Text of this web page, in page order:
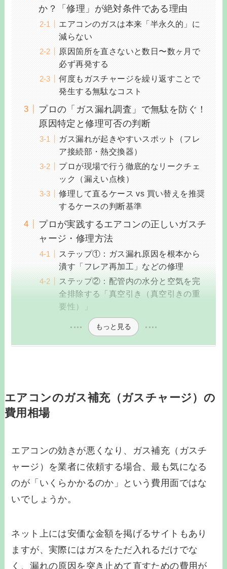
か？「修理」が絶対条件である理由
エアコンのガスは本来「半永久的」に
減らない
原因箇所を直さないと数日〜数ヶ月で
必ず再発する
何度もガスチャージを繰り返すことで
発生する無駄なコスト
プロの「ガス漏れ調査」で無駄を防ぐ！
原因特定と修理可否の判断
ガス漏れが起きやすいスポット（フレ
ア接続部・熱交換器）
プロが現場で行う徹底的なリークチェ
ック（漏えい点検）
修理して直るケース vs 買い替えを推奨
するケースの判断基準
プロが実践するエアコンの正しいガスチ
ャージ・修理方法
ステップ①：ガス漏れ原因を根本から
潰す「フレア再加工」などの修理
ステップ②：配管内の水分と空気を完
全排除する「真空引き（真空引きの重
要性）」
もっと見る
エアコンのガス補充（ガスチャージ）の
費用相場
エアコンの効きが悪くなり、ガス補充（ガスチ
ャージ）を業者に依頼する場合、最も気になる
のが「いくらかかるのか」という費用面ではな
いでしょうか。
ネット上には安価な金額を掲げるサイトもあり
ますが、実際にはガスをただ入れるだけでな
く、漏れの原因を突き止めて直すための費用が